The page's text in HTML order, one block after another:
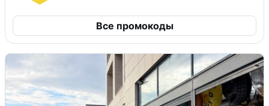
Все промокоды